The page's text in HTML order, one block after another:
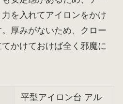
を入れてアイロンをかけ
厚みがないため、クロー
かけておけば全く邪魔に
平型アイロン台 アル